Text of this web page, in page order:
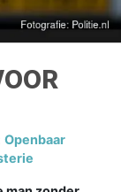
Openbaar